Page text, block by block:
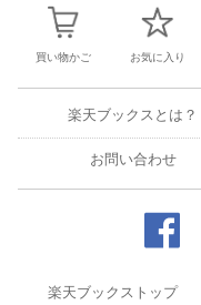
買い物かご お気に入り
楽天ブックスとは？
お問い合わせ
楽天ブックストップ